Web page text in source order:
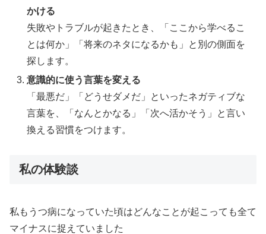
かける
失敗やトラブルが起きたとき、「ここから学べるこ
とは何か」「将来のネタになるかも」と別の側面を
探します。
意識的に使う言葉を変える
「最悪だ」「どうせダメだ」といったネガティブな
言葉を、「なんとかなる」「次へ活かそう」と言い
換える習慣をつけます。
私の体験談
私もうつ病になっていた頃はどんなことが起こっても全て
マイナスに捉えていました